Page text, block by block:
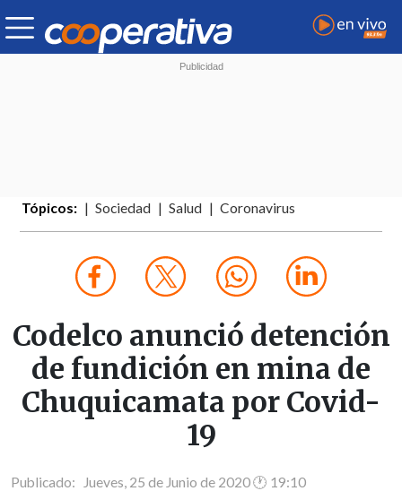
Tópicos: Sociedad Salud Coronavirus
Codelco anunció detención
de fundición en mina de
Chuquicamata por Covid-
19
Publicado: Jueves, 25 de Junio de 2020 🕐 19:10